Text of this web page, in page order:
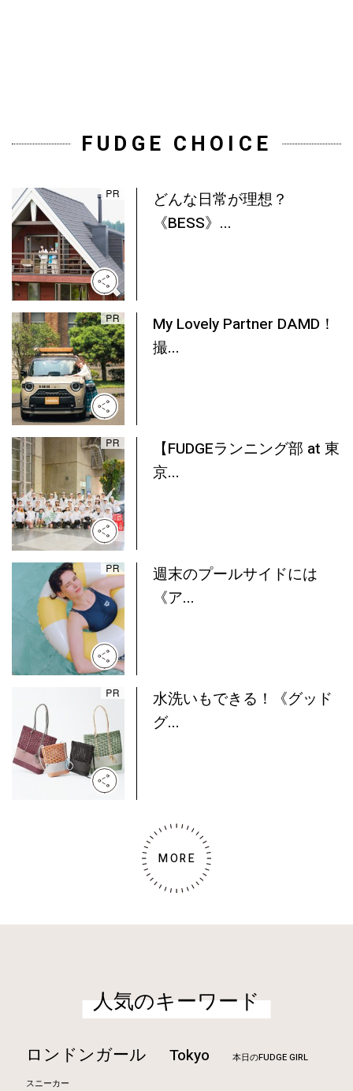
FUDGE CHOICE
どんな日常が理想？
《BESS》...
My Lovely Partner DAMD！
撮...
【FUDGEランニング部 at 東
京...
週末のプールサイドには
《ア...
水洗いもできる！《グッド
グ...
MORE
人気のキーワード
ロンドンガール Tokyo 本日のFUDGE GIRL
スニーカー